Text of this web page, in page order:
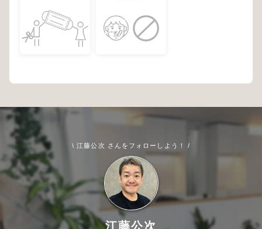
\ 江藤公次 さんをフォローしよう！ /
江藤公次